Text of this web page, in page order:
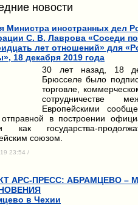
новости
Министра иностранных дел
С. В. Лаврова «Соседи
лет отношений» для
18 декабря 2019 года
30 лет назад, 18
Брюсселе было
торговле,
Европейскими
отправной в построении
как государства-
союзом.
23:54 /
АРС-ПРЕСС: АБРАМЦЕВО –
в Чехии